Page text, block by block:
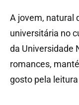
A jovem, natural
universitária no
da Universidade
romances,
gosto pela